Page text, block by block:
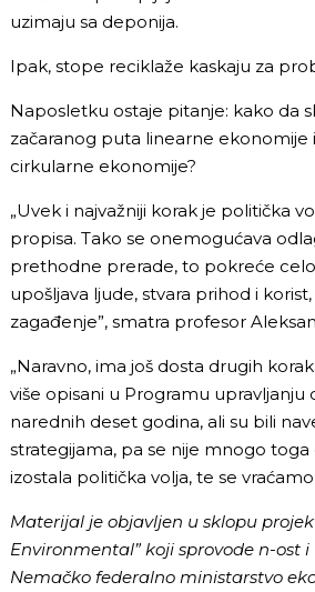
uzimaju sa deponija.
Ipak, stope reciklaže kaskaju za
Naposletku ostaje pitanje: kako da
začaranog puta linearne ekonomije
cirkularne ekonomije?
„Uvek i najvažniji korak je politička
propisa. Tako se onemogućava
prethodne prerade, to pokreće
upošljava ljude, stvara prihod i
zagađenje”, smatra profesor
„Naravno, ima još dosta drugih
više opisani u Programu upravljanju
narednih deset godina, ali su bili
strategijama, pa se nije mnogo toga
izostala politička volja, te se
Materijal je objavljen u sklopu
Environmental” koji sprovode n-ost
Nemačko federalno ministarstvo